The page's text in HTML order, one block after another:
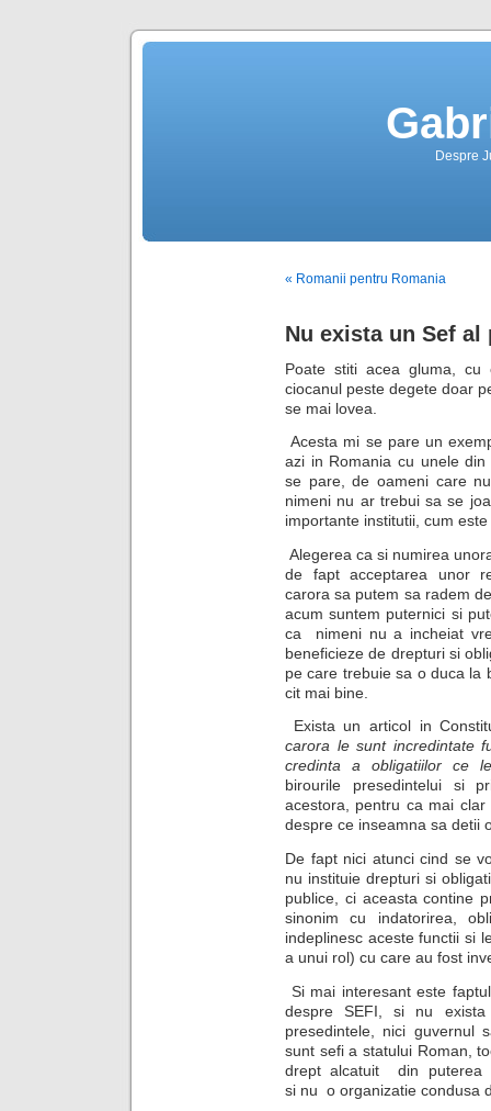
Despre
« Romanii pentru Romania
Nu exista un Sef
Poate stiti acea gluma,
ciocanul peste degete doar
se mai lovea.
Acesta mi se pare un
azi in Romania cu unele
se pare, de oameni care
nimeni nu ar trebui sa se
importante institutii, cum
Alegerea ca si numirea
de fapt acceptarea unor
carora sa putem sa radem
acum suntem puternici si
ca nimeni nu a incheiat
beneficieze de drepturi si
pe care trebuie sa o duca la
cit mai bine.
Exista un articol in
carora le sunt incredintate
credinta a obligatiilor ce
birourile presedintelui si
acestora, pentru ca mai
despre ce inseamna sa detii
De fapt nici atunci cind se
nu instituie drepturi si
publice, ci aceasta contine
sinonim cu indatorirea,
indeplinesc aceste functii si
a unui rol) cu care au fost
Si mai interesant este
despre SEFI, si nu
presedintele, nici guvernul
sunt sefi a statului Roman,
drept alcatuit din puterea
si nu o organizatie